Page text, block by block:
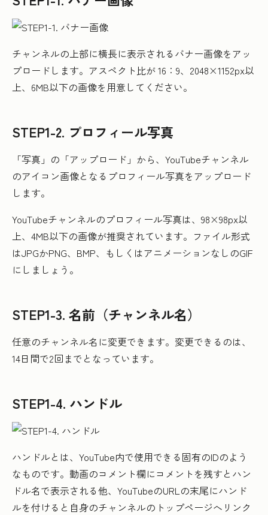
チャンネルの上部に横長に表示されるバナー画像をアッ
プロードします。アスペクト比が 16：9、2048×1152px以
上、6MB以下の画像を用意してください。
STEP1-2. プロフィール写真
「写真」の「アップロード」から、YouTubeチャンネル
のアイコン画像となるプロフィール写真をアップロード
します。
YouTubeチャンネルのプロフィール写真は、98×98px以
上、4MB以下の画像が推奨されています。ファイル形式
はJPGかPNG、BMP、もしくはアニメーションなしのGIF
にしましょう。
STEP1-3. 名前（チャンネル名）
任意のチャンネル名に変更できます。変更できるのは、
14日間で2回までとなっています。
STEP1-4. ハンドル
ハンドルとは、YouTube内で使用できる固有のIDのよう
なものです。動画のコメント欄にコメントを残すとハン
ドル名で表示される他、YouTubeのURLの末尾にハンド
ルを付けると自身のチャンネルのトップページへリンク